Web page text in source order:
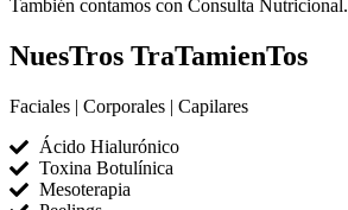
También contamos con Consulta Nutricional.
NuesTros TraTamienTos
Faciales | Corporales | Capilares
Ácido Hialurónico
Toxina Botulínica
Mesoterapia